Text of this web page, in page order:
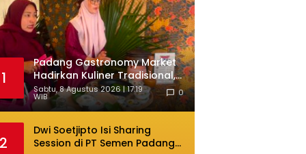
1
Padang Gastronomy Market
Hadirkan Kuliner Tradisional,
Jadi Daya Tarik Wisata di HJK
ke-357
Sabtu, 8 Agustus 2026 | 17:19
WIB 0
2
Dwi Soetjipto Isi Sharing
Session di PT Semen Padang;